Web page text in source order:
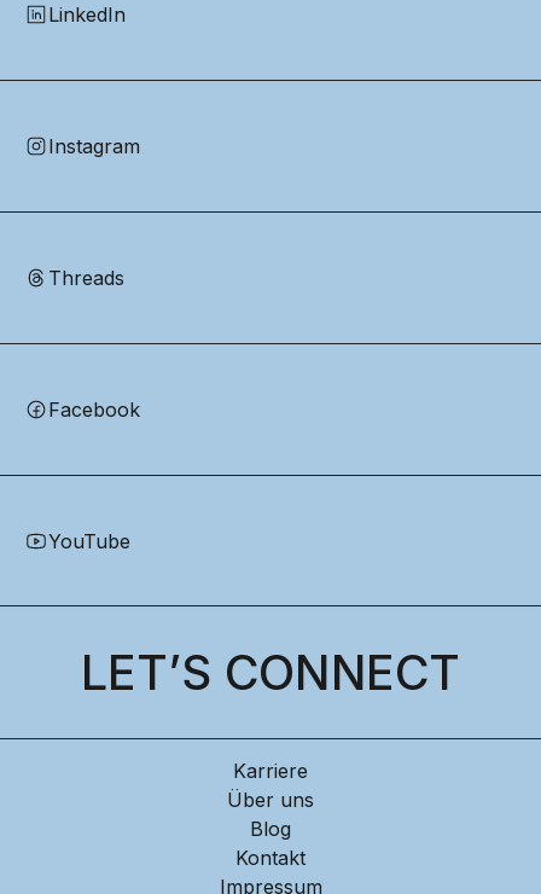
LinkedIn
Instagram
Threads
Facebook
YouTube
LET’S CONNECT
Karriere
Über uns
Blog
Kontakt
Impressum